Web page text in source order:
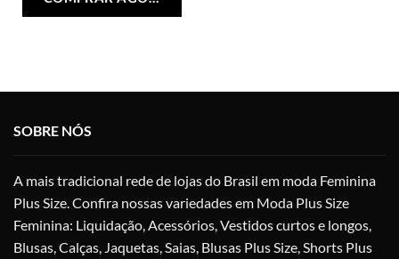
página
do
SOBRE NÓS
A mais tradicional rede de lojas do Brasil em moda Feminina
Plus Size. Confira nossas variedades em Moda Plus Size
Feminina: Liquidação, Acessórios, Vestidos curtos e longos,
Blusas, Calças, Jaquetas, Saias, Blusas Plus Size, Shorts Plus